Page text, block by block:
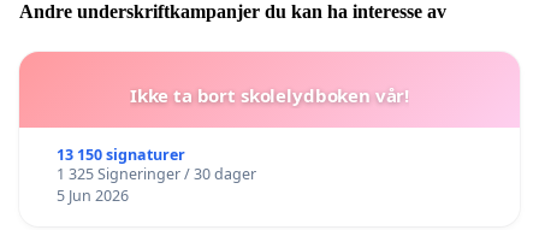
Andre underskriftkampanjer du kan ha interesse av
Ikke ta bort skolelydboken vår!
13 150 signaturer
1 325 Signeringer / 30 dager
5 Jun 2026